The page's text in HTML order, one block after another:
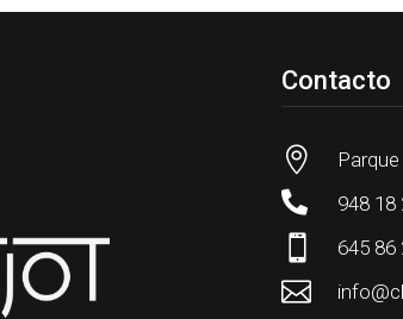
Contacto

 948 18
 645 86
